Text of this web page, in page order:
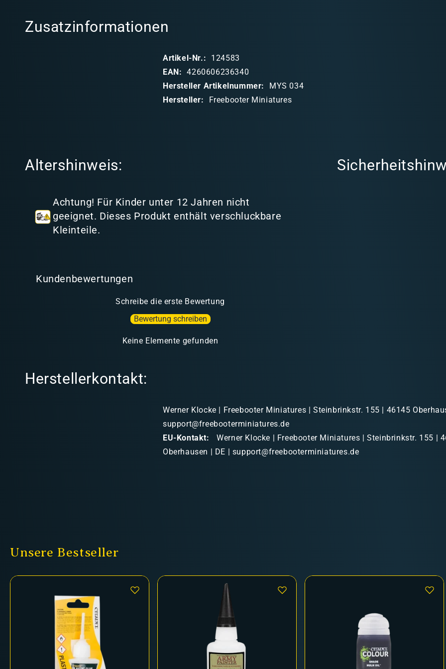
a
n
Zusatzinformationen
Artikel-Nr.:
124583
EAN:
4260606236340
Hersteller Artikelnummer:
MYS 034
Hersteller:
Freebooter Miniatures
Altershinweis:
Achtung! Für Kinder unter 12 Jahren nicht
geeignet. Dieses Produkt enthält verschluckbare
Kleinteile.
Kundenbewertungen
Schreibe die erste Bewertung
Bewertung schreiben
Keine Elemente gefunden
Herstellerkontakt:
Werner Klocke | Freebooter Miniatures | Steinbrinkstr. 155 | 46145
support@freebooterminiatures.de
EU-Kontakt:
Werner Klocke | Freebooter Miniatures | Steinbrinkstr. 155 |
Oberhausen | DE | support@freebooterminiatures.de
Unsere Bestseller